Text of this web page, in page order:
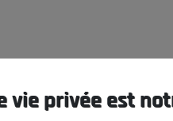
vie privée est